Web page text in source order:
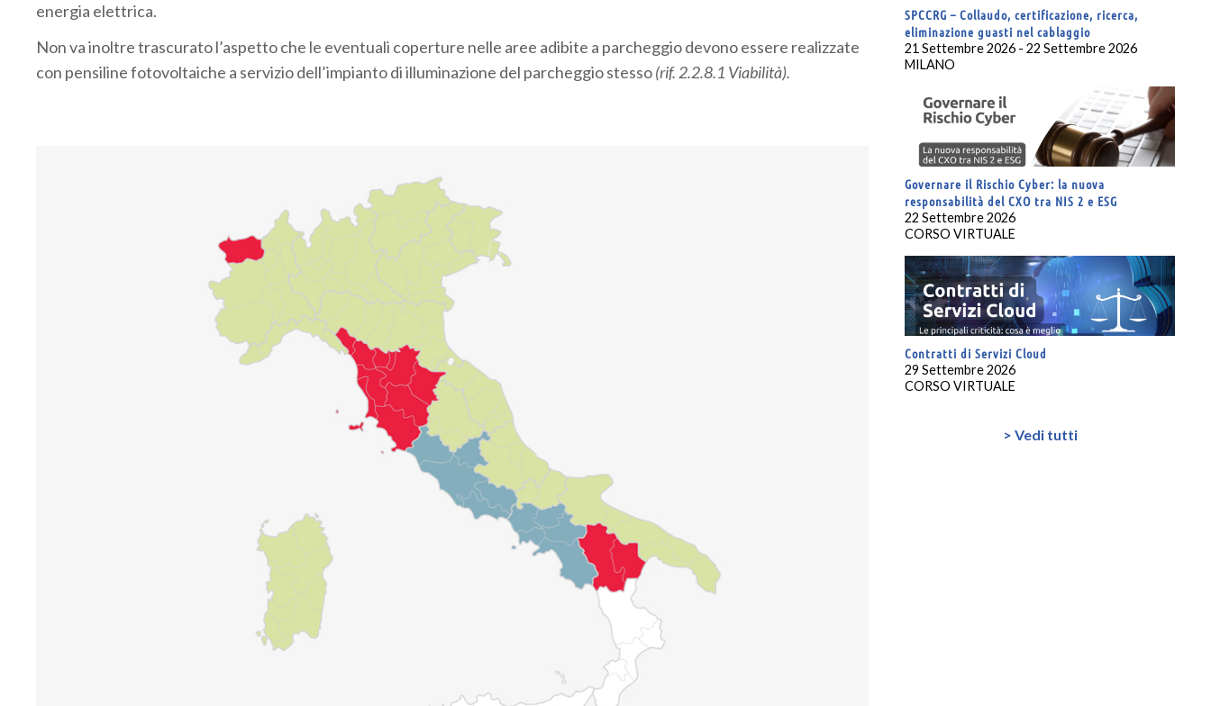
energia elettrica.
Non va inoltre trascurato l’aspetto che le eventuali coperture nelle aree adibite a parcheggio devono essere realizzate
con pensiline fotovoltaiche a servizio dell’impianto di illuminazione del parcheggio stesso(rif. 2.2.8.1 Viabilità).
SPCCRG – Collaudo, certificazione, ricerca,
eliminazione guasti nel cablaggio
21 Settembre 2026 - 22 Settembre 2026
MILANO
Governare il Rischio Cyber: la nuova
responsabilità del CXO tra NIS 2 e ESG
22 Settembre 2026
CORSO VIRTUALE
Contratti di Servizi Cloud
29 Settembre 2026
CORSO VIRTUALE
> Vedi tutti